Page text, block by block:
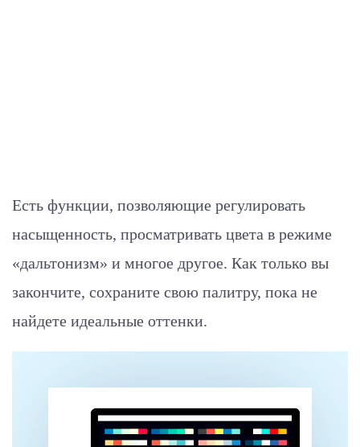
Есть функции, позволяющие регулировать
насыщенность, просматривать цвета в режиме
«дальтонизм» и многое другое. Как только вы
закончите, сохраните свою палитру, пока не
найдете идеальные оттенки.